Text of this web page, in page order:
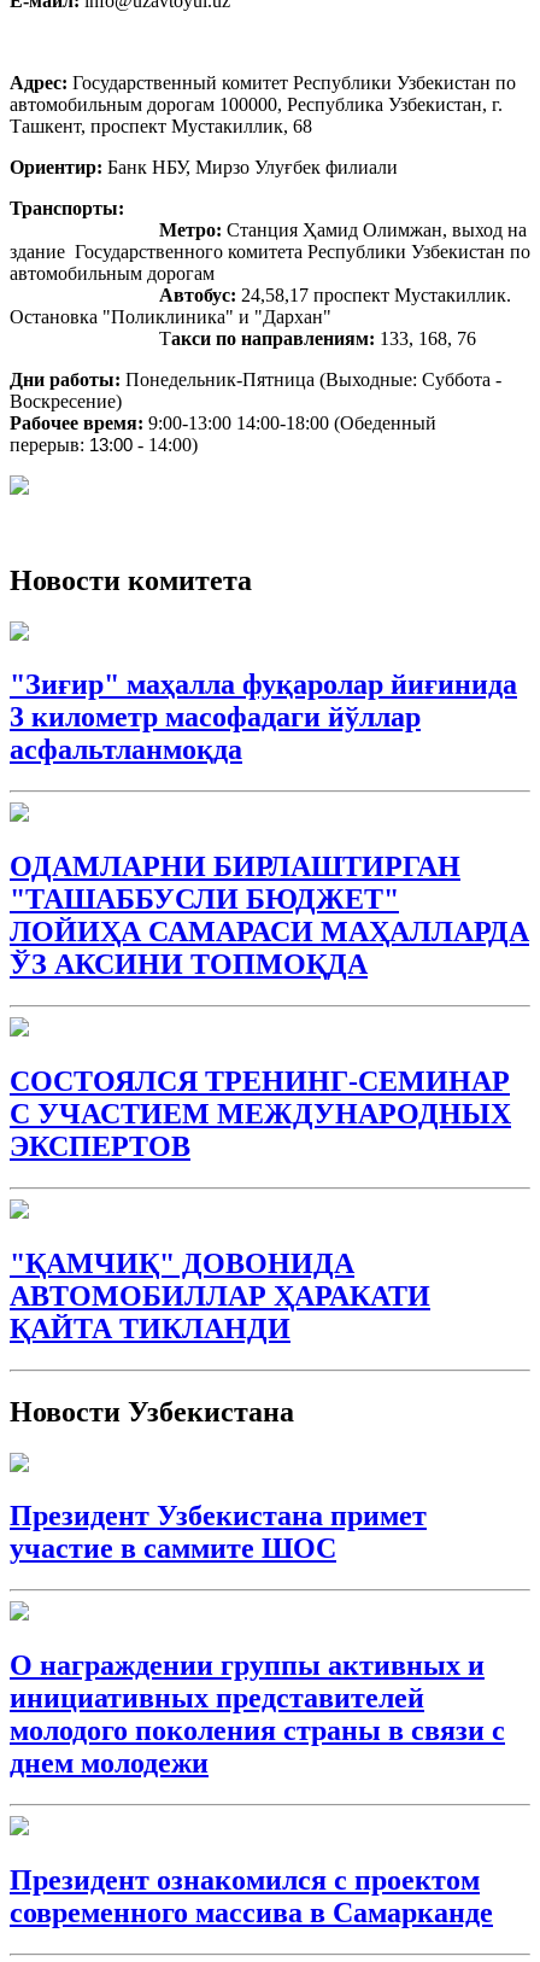
Адрес: Государственный комитет Республики Узбекистан по
автомобильным дорогам 100000, Республика Узбекистан, г.
Ташкент, проспект Мустакиллик, 68
Ориентир: Банк НБУ, Мирзо Улуғбек филиали
Транспорты:
Метро: Станция Ҳамид Олимжан, выход на
здание Государственного комитета Республики Узбекистан по
автомобильным дорогам
Автобус: 24,58,17 проспект Мустакиллик.
Остановка "Поликлиника" и "Дархан"
Такси по направлениям: 133, 168, 76
Дни работы: Понедельник-Пятница (Выходные: Суббота -
Воскресение)
Рабочее время: 9:00-13:00 14:00-18:00 (Обеденный
перерыв: 13:00 - 14:00)
Новости комитета
"Зиғир" маҳалла фуқаролар йиғинида
3 километр масофадаги йўллар
асфальтланмоқда
ОДАМЛАРНИ БИРЛАШТИРГАН
"ТАШАББУСЛИ БЮДЖEТ"
ЛОЙИҲА САМАРАСИ МАҲАЛЛАРДА
ЎЗ АКСИНИ ТОПМОҚДА
СОСТОЯЛСЯ ТРЕНИНГ-СЕМИНАР
С УЧАСТИЕМ МЕЖДУНАРОДНЫХ
ЭКСПЕРТОВ
"ҚАМЧИҚ" ДОВОНИДА
АВТОМОБИЛЛАР ҲАРАКАТИ
ҚАЙТА ТИКЛАНДИ
Новости Узбекистана
Президент Узбекистана примет
участие в саммите ШОС
О награждении группы активных и
инициативных представителей
молодого поколения страны в связи с
днем молодежи
Президент ознакомился с проектом
современного массива в Самарканде